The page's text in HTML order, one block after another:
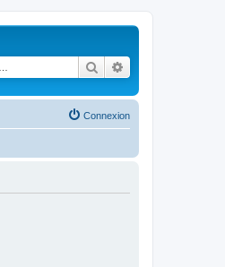
Rechercher
Connexion